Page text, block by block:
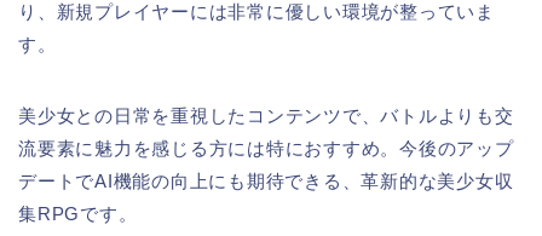
り、新規プレイヤーには非常に優しい環境が整っていま
す。
美少女との日常を重視したコンテンツで、バトルよりも交
流要素に魅力を感じる方には特におすすめ。今後のアップ
デートでAI機能の向上にも期待できる、革新的な美少女収
集RPGです。